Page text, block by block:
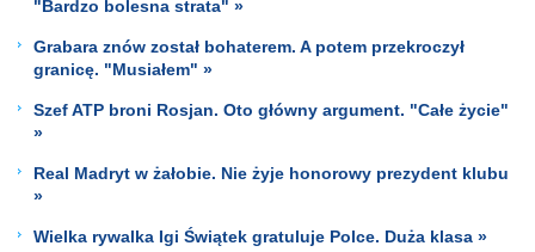
"Bardzo bolesna strata" »
Grabara znów został bohaterem. A potem przekroczył
granicę. "Musiałem" »
Szef ATP broni Rosjan. Oto główny argument. "Całe życie"
»
Real Madryt w żałobie. Nie żyje honorowy prezydent klubu
»
Wielka rywalka Igi Świątek gratuluje Polce. Duża klasa »